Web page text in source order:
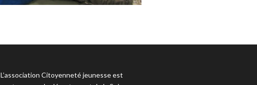
L’association Citoyenneté jeunesse est